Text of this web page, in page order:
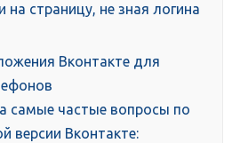
на страницу, не зная логина
Вконтакте для
самые частые вопросы по
версии Вконтакте: